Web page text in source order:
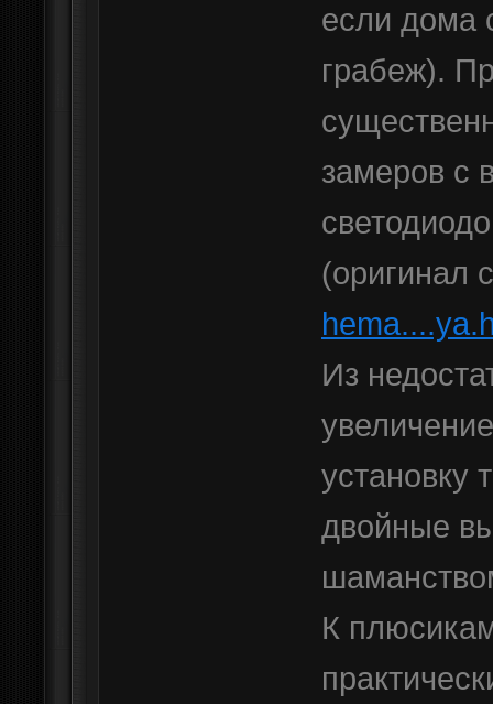
если дома
грабеж).
замеров с
(оригинал
Из
установку
двойные
К